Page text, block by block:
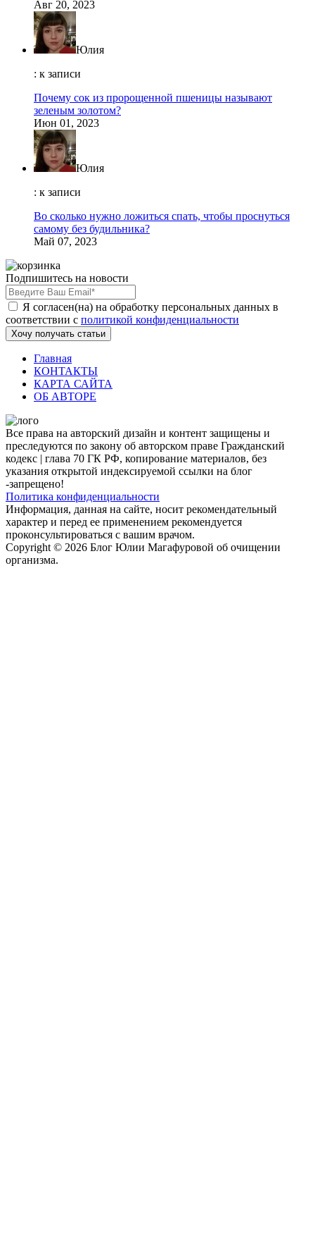
Авг 20, 2023
Юлия
: к записи
Почему сок из пророщенной пшеницы называют
зеленым золотом?
Июн 01, 2023
Юлия
: к записи
Во сколько нужно ложиться спать, чтобы проснуться
самому без будильника?
Май 07, 2023
Подпишитесь на новости
Я согласен(на) на обработку персональных данных в
соответствии с политикой конфиденциальности
Хочу получать статьи
Главная
КОНТАКТЫ
КАРТА САЙТА
ОБ АВТОРЕ
Все права на авторский дизайн и контент защищены и
преследуются по закону об авторском праве Гражданский
кодекс | глава 70 ГК РФ, копирование материалов, без
указания открытой индексируемой ссылки на блог
-запрещено!
Политика конфиденциальности
Информация, данная на сайте, носит рекомендательный
характер и перед ее применением рекомендуется
проконсультироваться с вашим врачом.
Copyright © 2026 Блог Юлии Магафуровой об очищении
организма.